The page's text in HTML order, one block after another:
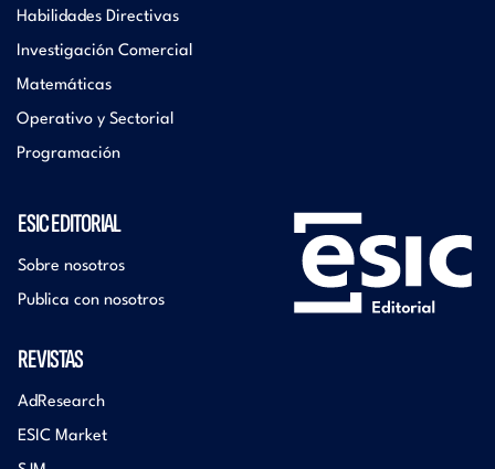
Habilidades Directivas
Investigación Comercial
Matemáticas
Operativo y Sectorial
Programación
ESIC EDITORIAL
Sobre nosotros
Publica con nosotros
REVISTAS
AdResearch
ESIC Market